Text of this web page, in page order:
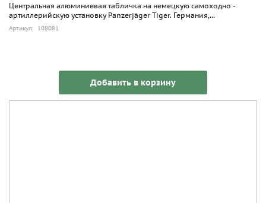
Центральная алюминиевая табличка на немецкую самоходно -
артиллерийскую установку Panzerjäger Tiger. Германия,...
Артикул: 108081
Добавить в корзину